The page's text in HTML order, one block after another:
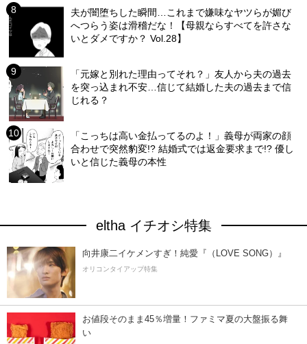
夫が闇堕ちした瞬間…これまで嫌味なヤツらが媚び
へつらう姿は滑稽だな！【母親ならすべてを許さな
いとダメですか？ Vol.28】
「元嫁と別れた理由ってそれ？」友人から夫の過去
を突っ込まれ不安…信じて結婚した夫の過去まで信
じれる？
「こっちは高い金払ってるのよ！」義母が両家の顔
合わせで突然豹変!? 結婚式では返金要求まで!? 優し
いと信じた義母の本性
eltha イチオシ特集
向井康二イケメンすぎ！純愛『（LOVE SONG）』
オリコンタイアップ特集
お値段そのまま45％増量！ファミマ夏の大盤振る舞
い